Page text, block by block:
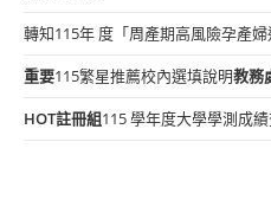
轉知115年 度「周產期高風險孕產婦
重要115繁星推薦校內選填說明教務
HOT註冊組115 學年度大學學測成